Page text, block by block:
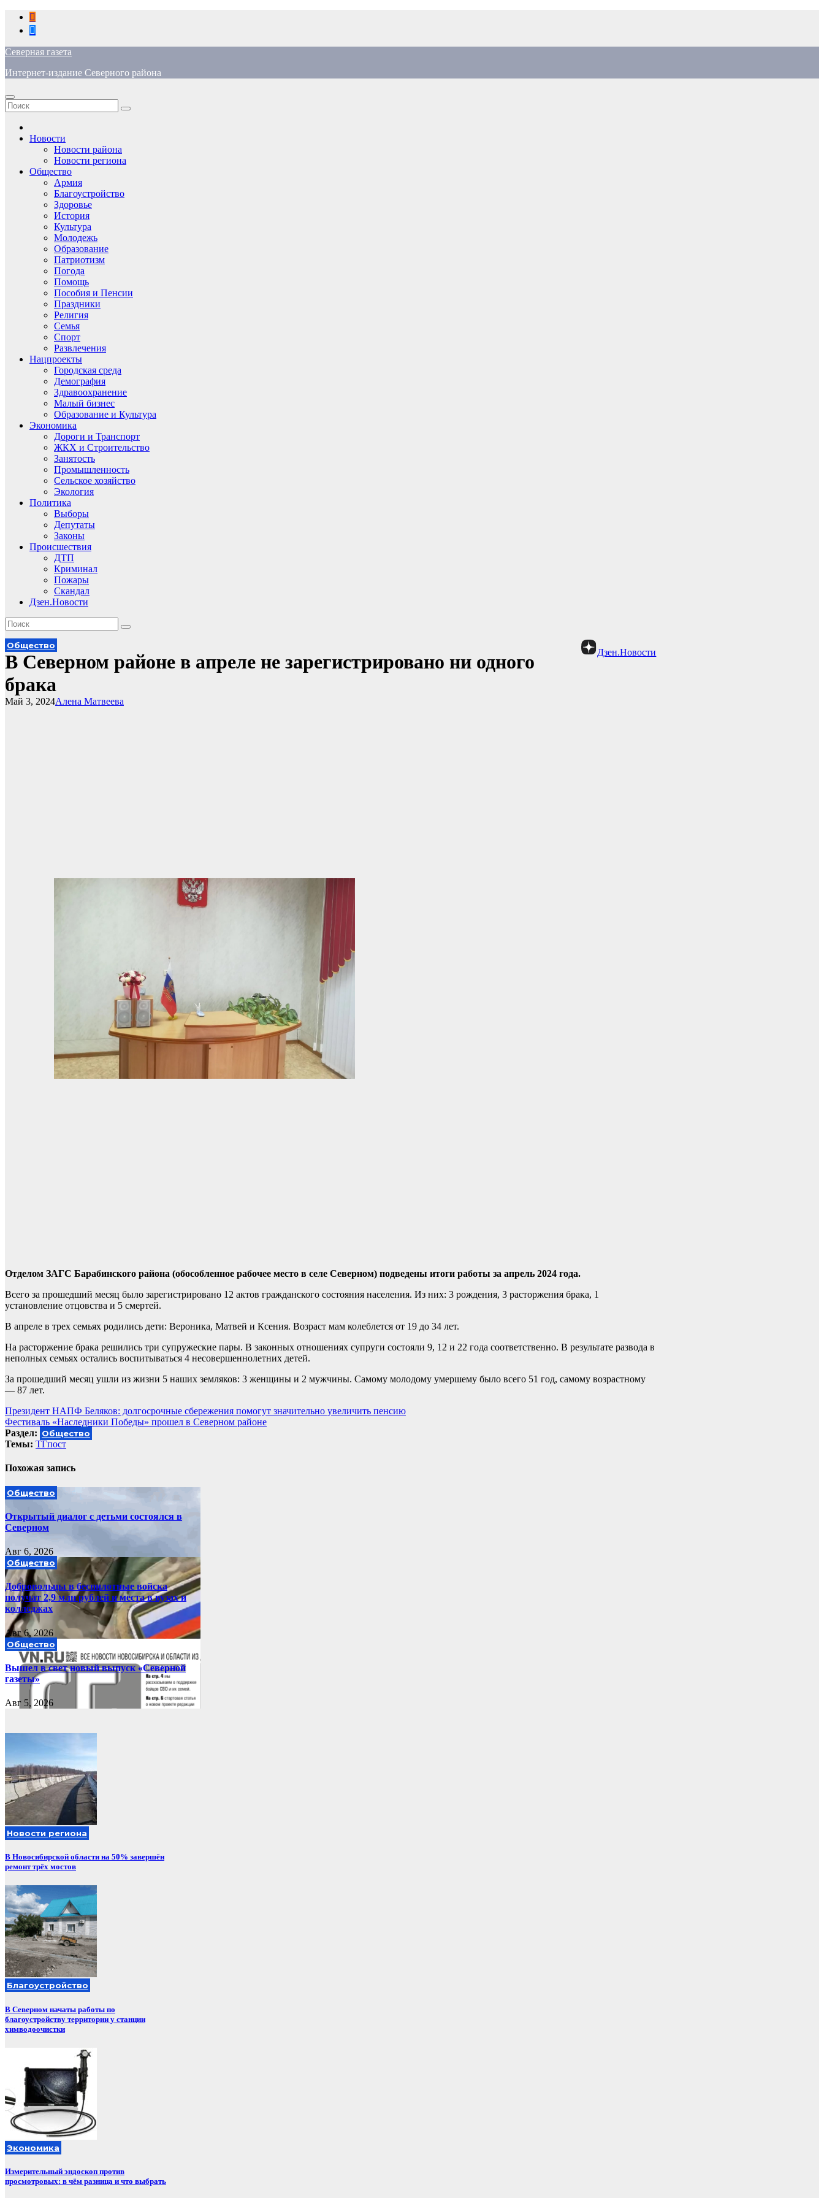
Перейти
содержимому
Северная газета
Интернет-издание Северного района
Новости
Новости района
Новости региона
Общество
Армия
Благоустройство
Здоровье
История
Культура
Молодежь
Образование
Патриотизм
Погода
Помощь
Пособия и Пенсии
Праздники
Религия
Семья
Спорт
Развлечения
Нацпроекты
Городская среда
Демография
Здравоохранение
Малый бизнес
Образование и Культура
Экономика
Дороги и Транспорт
ЖКХ и Строительство
Занятость
Промышленность
Сельское хозяйство
Экология
Политика
Выборы
Депутаты
Законы
Происшествия
ДТП
Криминал
Пожары
Скандал
Дзен.Новости
Дзен.Новости
Общество
В Северном районе в апреле не зарегистрировано ни одного
брака
Алена Матвеева
Май 3, 2024
Отделом ЗАГС Барабинского района (обособленное рабочее место в селе Северном) подведены итоги работы за апрель 2024 года.
Всего за прошедший месяц было зарегистрировано 12 актов гражданского состояния населения. Из них: 3 рождения, 3 расторжения брака, 1
установление отцовства и 5 смертей.
В апреле в трех семьях родились дети: Вероника, Матвей и Ксения. Возраст мам колеблется от 19 до 34 лет.
На расторжение брака решились три супружеские пары. В законных отношениях супруги состояли 9, 12 и 22 года соответственно. В результате развода в
неполных семьях остались воспитываться 4 несовершеннолетних детей.
За прошедший месяц ушли из жизни 5 наших земляков: 3 женщины и 2 мужчины. Самому молодому умершему было всего 51 год, самому возрастному
— 87 лет.
Навигация
по
записям
Президент НАПФ Беляков: долгосрочные сбережения помогут значительно увеличить пенсию
Фестиваль «Наследники Победы» прошел в Северном районе
Раздел: Общество
Темы: ТГпост
Похожая запись
Общество
Открытый диалог с детьми состоялся в
Северном
Авг 6, 2026
Общество
Добровольцы в беспилотные войска
получат 2,9 млн рублей и места в вузах и
колледжах
Авг 6, 2026
Общество
Вышел в свет новый выпуск «Северной
газеты»
Авг 5, 2026
Новости региона
В Новосибирской области на 50% завершён
ремонт трёх мостов
Благоустройство
В Северном начаты работы по
благоустройству территории у станции
химводоочистки
Экономика
Измерительный эндоскоп против
просмотровых: в чём разница и что выбрать